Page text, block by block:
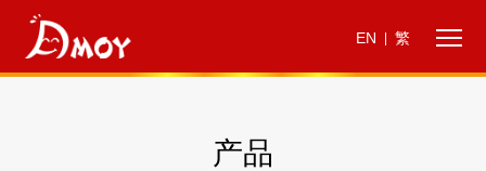
EN 繁
产品